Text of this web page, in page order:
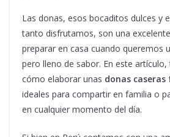
Las donas, esos bocaditos dulces y
tanto disfrutamos, son una
preparar en casa cuando queremos
pero lleno de sabor. En este
cómo elaborar unas donas
ideales para compartir en familia o
en cualquier momento del día.